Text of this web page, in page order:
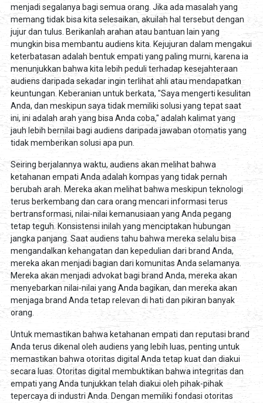
menjadi segalanya bagi semua orang. Jika ada masalah yang
memang tidak bisa kita selesaikan, akuilah hal tersebut dengan
jujur dan tulus. Berikanlah arahan atau bantuan lain yang
mungkin bisa membantu audiens kita. Kejujuran dalam mengakui
keterbatasan adalah bentuk empati yang paling murni, karena ia
menunjukkan bahwa kita lebih peduli terhadap kesejahteraan
audiens daripada sekadar ingin terlihat ahli atau mendapatkan
keuntungan. Keberanian untuk berkata, "Saya mengerti kesulitan
Anda, dan meskipun saya tidak memiliki solusi yang tepat saat
ini, ini adalah arah yang bisa Anda coba," adalah kalimat yang
jauh lebih bernilai bagi audiens daripada jawaban otomatis yang
tidak memberikan solusi apa pun.
Seiring berjalannya waktu, audiens akan melihat bahwa
ketahanan empati Anda adalah kompas yang tidak pernah
berubah arah. Mereka akan melihat bahwa meskipun teknologi
terus berkembang dan cara orang mencari informasi terus
bertransformasi, nilai-nilai kemanusiaan yang Anda pegang
tetap teguh. Konsistensi inilah yang menciptakan hubungan
jangka panjang. Saat audiens tahu bahwa mereka selalu bisa
mengandalkan kehangatan dan kepedulian dari brand Anda,
mereka akan menjadi bagian dari komunitas Anda selamanya.
Mereka akan menjadi advokat bagi brand Anda, mereka akan
menyebarkan nilai-nilai yang Anda bagikan, dan mereka akan
menjaga brand Anda tetap relevan di hati dan pikiran banyak
orang.
Untuk memastikan bahwa ketahanan empati dan reputasi brand
Anda terus dikenal oleh audiens yang lebih luas, penting untuk
memastikan bahwa otoritas digital Anda tetap kuat dan diakui
secara luas. Otoritas digital membuktikan bahwa integritas dan
empati yang Anda tunjukkan telah diakui oleh pihak-pihak
tepercaya di industri Anda. Dengan memiliki fondasi otoritas